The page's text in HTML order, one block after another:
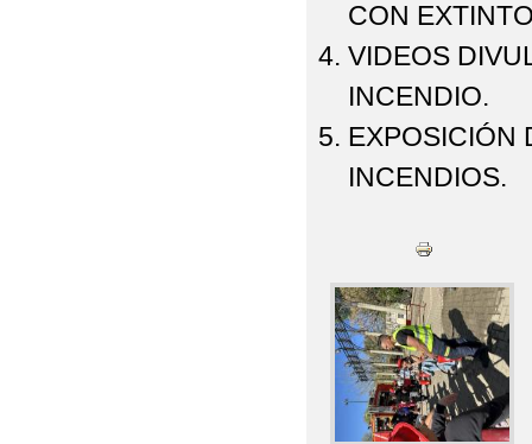
CON
VIDEOS
INCENDIO.
EXPOSICIÓN
INCENDIOS.